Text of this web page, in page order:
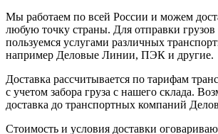
Мы работаем по всей России и можем
любую точку страны. Для отправки
пользуемся услугами различных
например Деловые Линии, ПЭК и другие.
Доставка рассчитывается по тарифам
с учетом забора груза с нашего склада.
доставка до транспортных компаний
Стоимость и условия доставки